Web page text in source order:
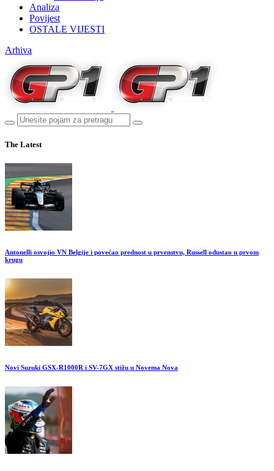
Analiza
Povijest
OSTALE VIJESTI
Arhiva
The Latest
Antonelli osvojio VN Belgije i povećao prednost u prvenstvu, Russell odustao u prvom
krugu
Novi Suzuki GSX-R1000R i SV-7GX stižu u Novema Nova